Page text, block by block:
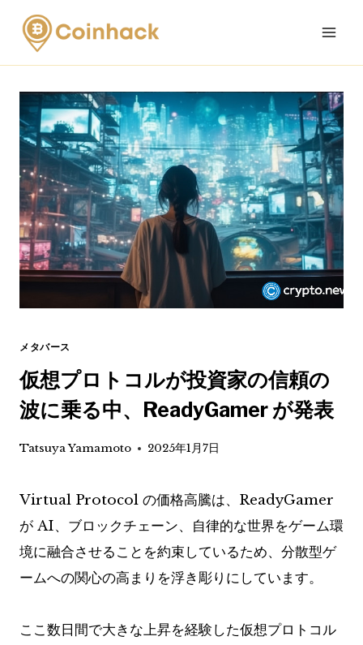
Skip
content
メタバース
仮想プロトコルが投資家の信頼の
波に乗る中、ReadyGamer が発表
Tatsuya Yamamoto 2025年1月7日
Virtual Protocol の価格高騰は、ReadyGamer
が AI、ブロックチェーン、自律的な世界をゲーム環
境に融合させることを約束しているため、分散型ゲ
ームへの関心の高まりを浮き彫りにしています。
ここ数日間で大きな上昇を経験した仮想プロトコル